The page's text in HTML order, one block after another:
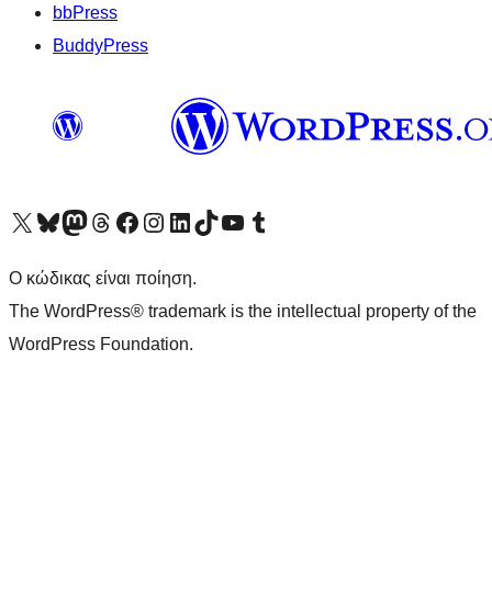
bbPress
BuddyPress
Visit our X (formerly Twitter) account
Visit our Bluesky account
Επισκεφθείτε τον λογαριασμό μας στο Mastodon
Visit our Threads account
Επισκεφτείτε τη σελίδα μας στο Facebook
Επισκεφθείτε τον λογαριασμό μας Instagram
Επισκεφθείτε τον λογαριασμό μας LinkedIn
Visit our TikTok account
Visit our YouTube channel
Visit our Tumblr account
Ο κώδικας είναι ποίηση.
The WordPress® trademark is the intellectual property of the
WordPress Foundation.